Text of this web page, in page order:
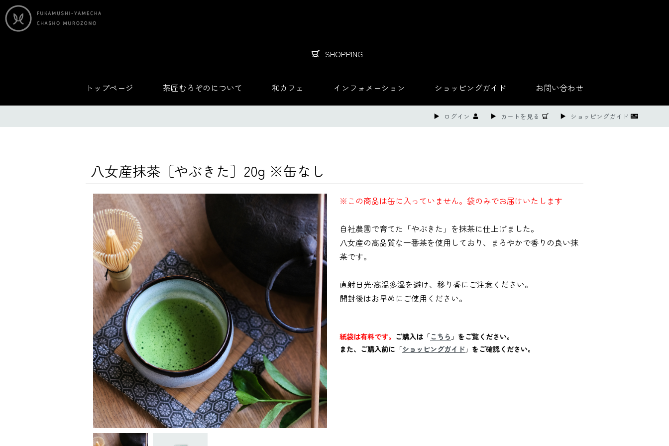
SHOPPING
トップページ 茶匠むろぞのについて 和カフェ インフォメーション ショッピングガイド お問い合わせ
ログイン カートを見る ショッピングガイド
八女産抹茶［やぶきた］20g ※缶なし
※この商品は缶に入っていません。袋のみでお届けいたします
自社農園で育てた「やぶきた」を抹茶に仕上げました。
八女産の高品質な一番茶を使用しており、まろやかで香りの良い抹
茶です。
直射日光•高温多湿を避け、移り香にご注意ください。
開封後はお早めにご使用ください。
紙袋は有料です。 ご購入は「こちら 」をご覧ください。
また、ご購入前に「ショッピングガイド」をご確認ください。